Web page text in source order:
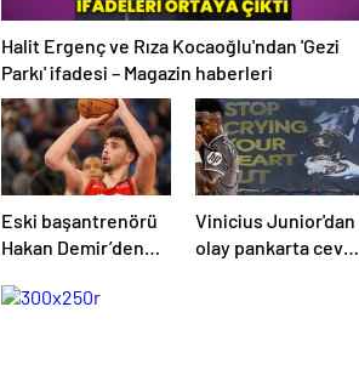
Halit Ergenç ve Rıza Kocaoğlu'ndan 'Gezi
Parkı' ifadesi – Magazin haberleri
Eski başantrenörü
Hakan Demir’den
övgü
Vinicius Junior'dan
olay pankarta cevap